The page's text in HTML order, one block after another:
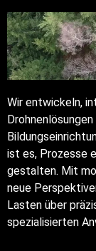
Wir entwickeln,
ist es, Prozesse
gestalten. Mit
neue
Lasten über
spezialisierten